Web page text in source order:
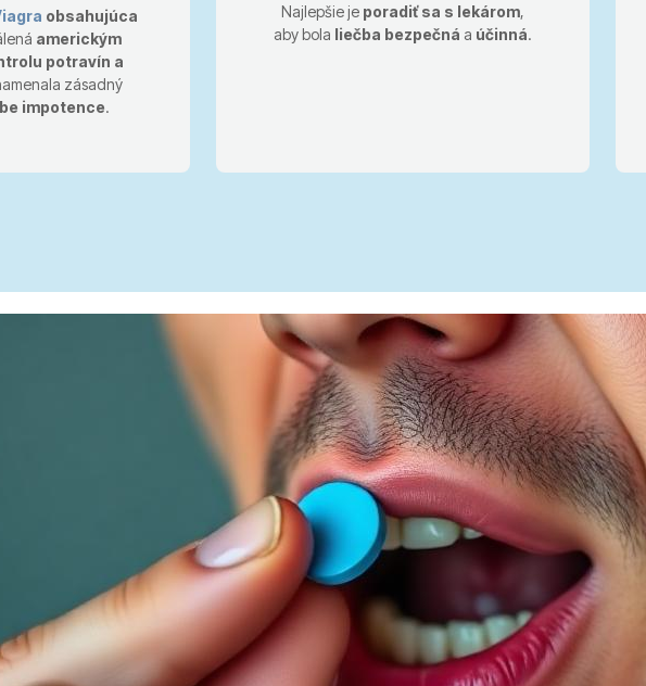
obsahujúca
americkým
potravín a
zásadný
impotence.
Najlepšie je poradiť sa s lekárom,
aby bola liečba bezpečná a účinná.